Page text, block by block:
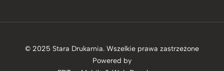
© 2025 Stara Drukarnia. Wszelkie prawa zastrzeżone
Powered by